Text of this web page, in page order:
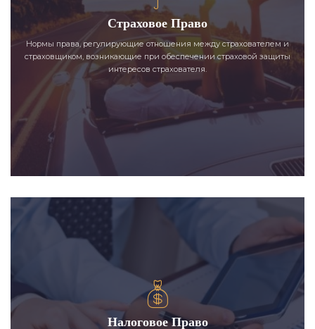
Страховое Право
Нормы права, регулирующие отношения между страхователем и
страховщиком, возникающие при обеспечении страховой защиты
интересов страхователя.
Налоговое Право